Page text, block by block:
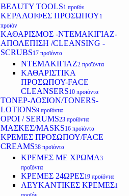
BEAUTY TOOLS1 προϊόν
ΚΕΡΑΛΟΙΦΕΣ ΠΡΟΣΩΠΟΥ1
προϊόν
ΚΑΘΑΡΙΣΜΟΣ -ΝΤΕΜΑΚΙΓΙΑΖ-
ΑΠΟΛΕΠΙΣΗ /CLEANSING -
SCRUBS17 προϊόντα
ΝΤΕΜΑΚΙΓΙΑΖ2 προϊόντα
ΚΑΘΑΡΙΣΤΙΚΑ
ΠΡΟΣΩΠΟΥ-FACE
CLEANSERS10 προϊόντα
ΤΟΝΕΡ-ΛΟΣΙΟΝ/TONERS-
LOTIONS9 προϊόντα
ΟΡΟΙ / SERUMS23 προϊόντα
ΜΑΣΚΕΣ/MASKS16 προϊόντα
ΚΡΕΜΕΣ ΠΡΟΣΩΠΟΥ/FACE
CREAMS38 προϊόντα
ΚΡΕΜΕΣ ΜΕ ΧΡΩΜΑ3
προϊόντα
ΚΡΕΜΕΣ 24ΩΡΕΣ19 προϊόντα
ΛΕΥΚΑΝΤΙΚΕΣ ΚΡΕΜΕΣ1